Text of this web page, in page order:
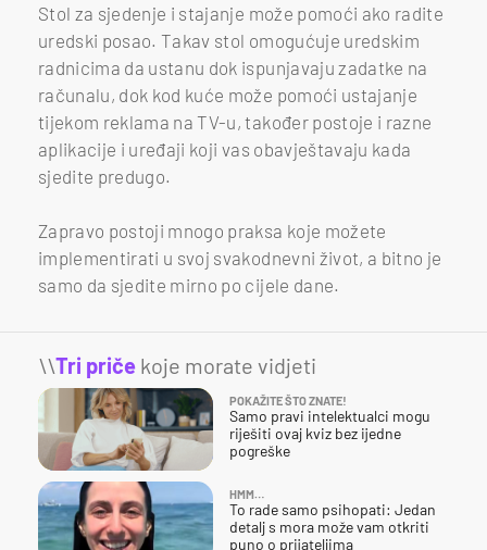
Stol za sjedenje i stajanje može pomoći ako radite
uredski posao. Takav stol omogućuje uredskim
radnicima da ustanu dok ispunjavaju zadatke na
računalu, dok kod kuće može pomoći ustajanje
tijekom reklama na TV-u, također postoje i razne
aplikacije i uređaji koji vas obavještavaju kada
sjedite predugo.
Zapravo postoji mnogo praksa koje možete
implementirati u svoj svakodnevni život, a bitno je
samo da sjedite mirno po cijele dane.
\\Tri priče koje morate vidjeti
POKAŽITE ŠTO ZNATE!
Samo pravi intelektualci mogu
riješiti ovaj kviz bez ijedne
pogreške
HMM…
To rade samo psihopati: Jedan
detalj s mora može vam otkriti
puno o prijateljima